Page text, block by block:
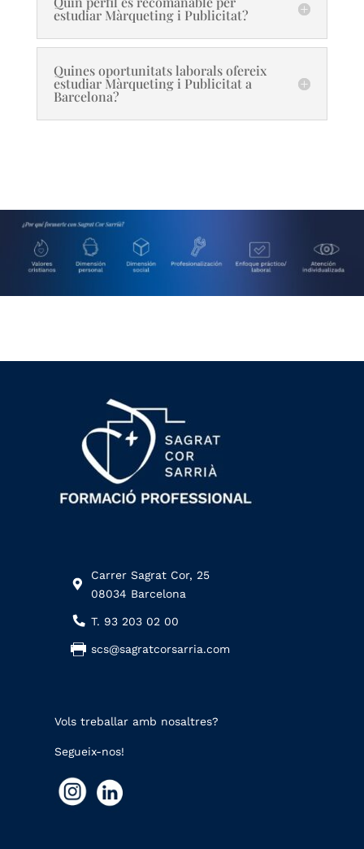
estudiar Màrqueting i Publicitat?
Quines oportunitats laborals ofereix
estudiar Màrqueting i Publicitat a
Barcelona?
Carrer Sagrat Cor, 25
08034 Barcelona
T. 93 203 02 00
scs@sagratcorsarria.com
Vols treballar amb nosaltres?
Segueix-nos!